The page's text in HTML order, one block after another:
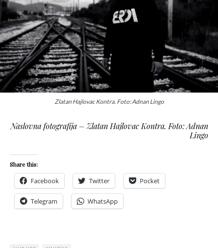
Zlatan Hajlovac Kontra. Foto: Adnan Lingo
Naslovna fotografija – Zlatan Hajlovac Kontra. Foto: Adnan
Lingo
Share this:
Facebook Twitter Pocket
Telegram WhatsApp